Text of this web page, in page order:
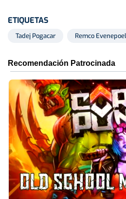
ETIQUETAS
Tadej Pogacar Remco Evenepoel